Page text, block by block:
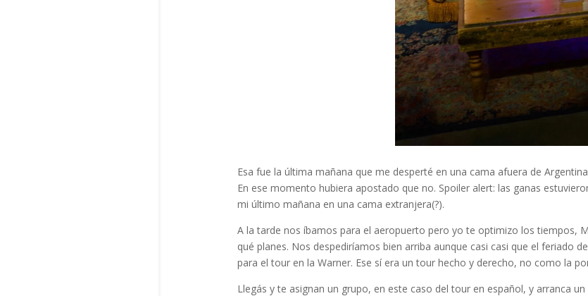
Esa fue la última mañana que me desperté en una cama afuera de
En ese momento hubiera apostado que no. Spoiler alert: las ganas
mi último mañana en una cama extranjera(?).
A la tarde nos íbamos para el aeropuerto pero yo te optimizo los tiempos,
qué planes. Nos despediríamos bien arriba aunque casi casi que el feriado
para el tour en la Warner. Ese sí era un tour hecho y derecho, no como la
Llegás y te asignan un grupo, en este caso del tour en español, y arranca